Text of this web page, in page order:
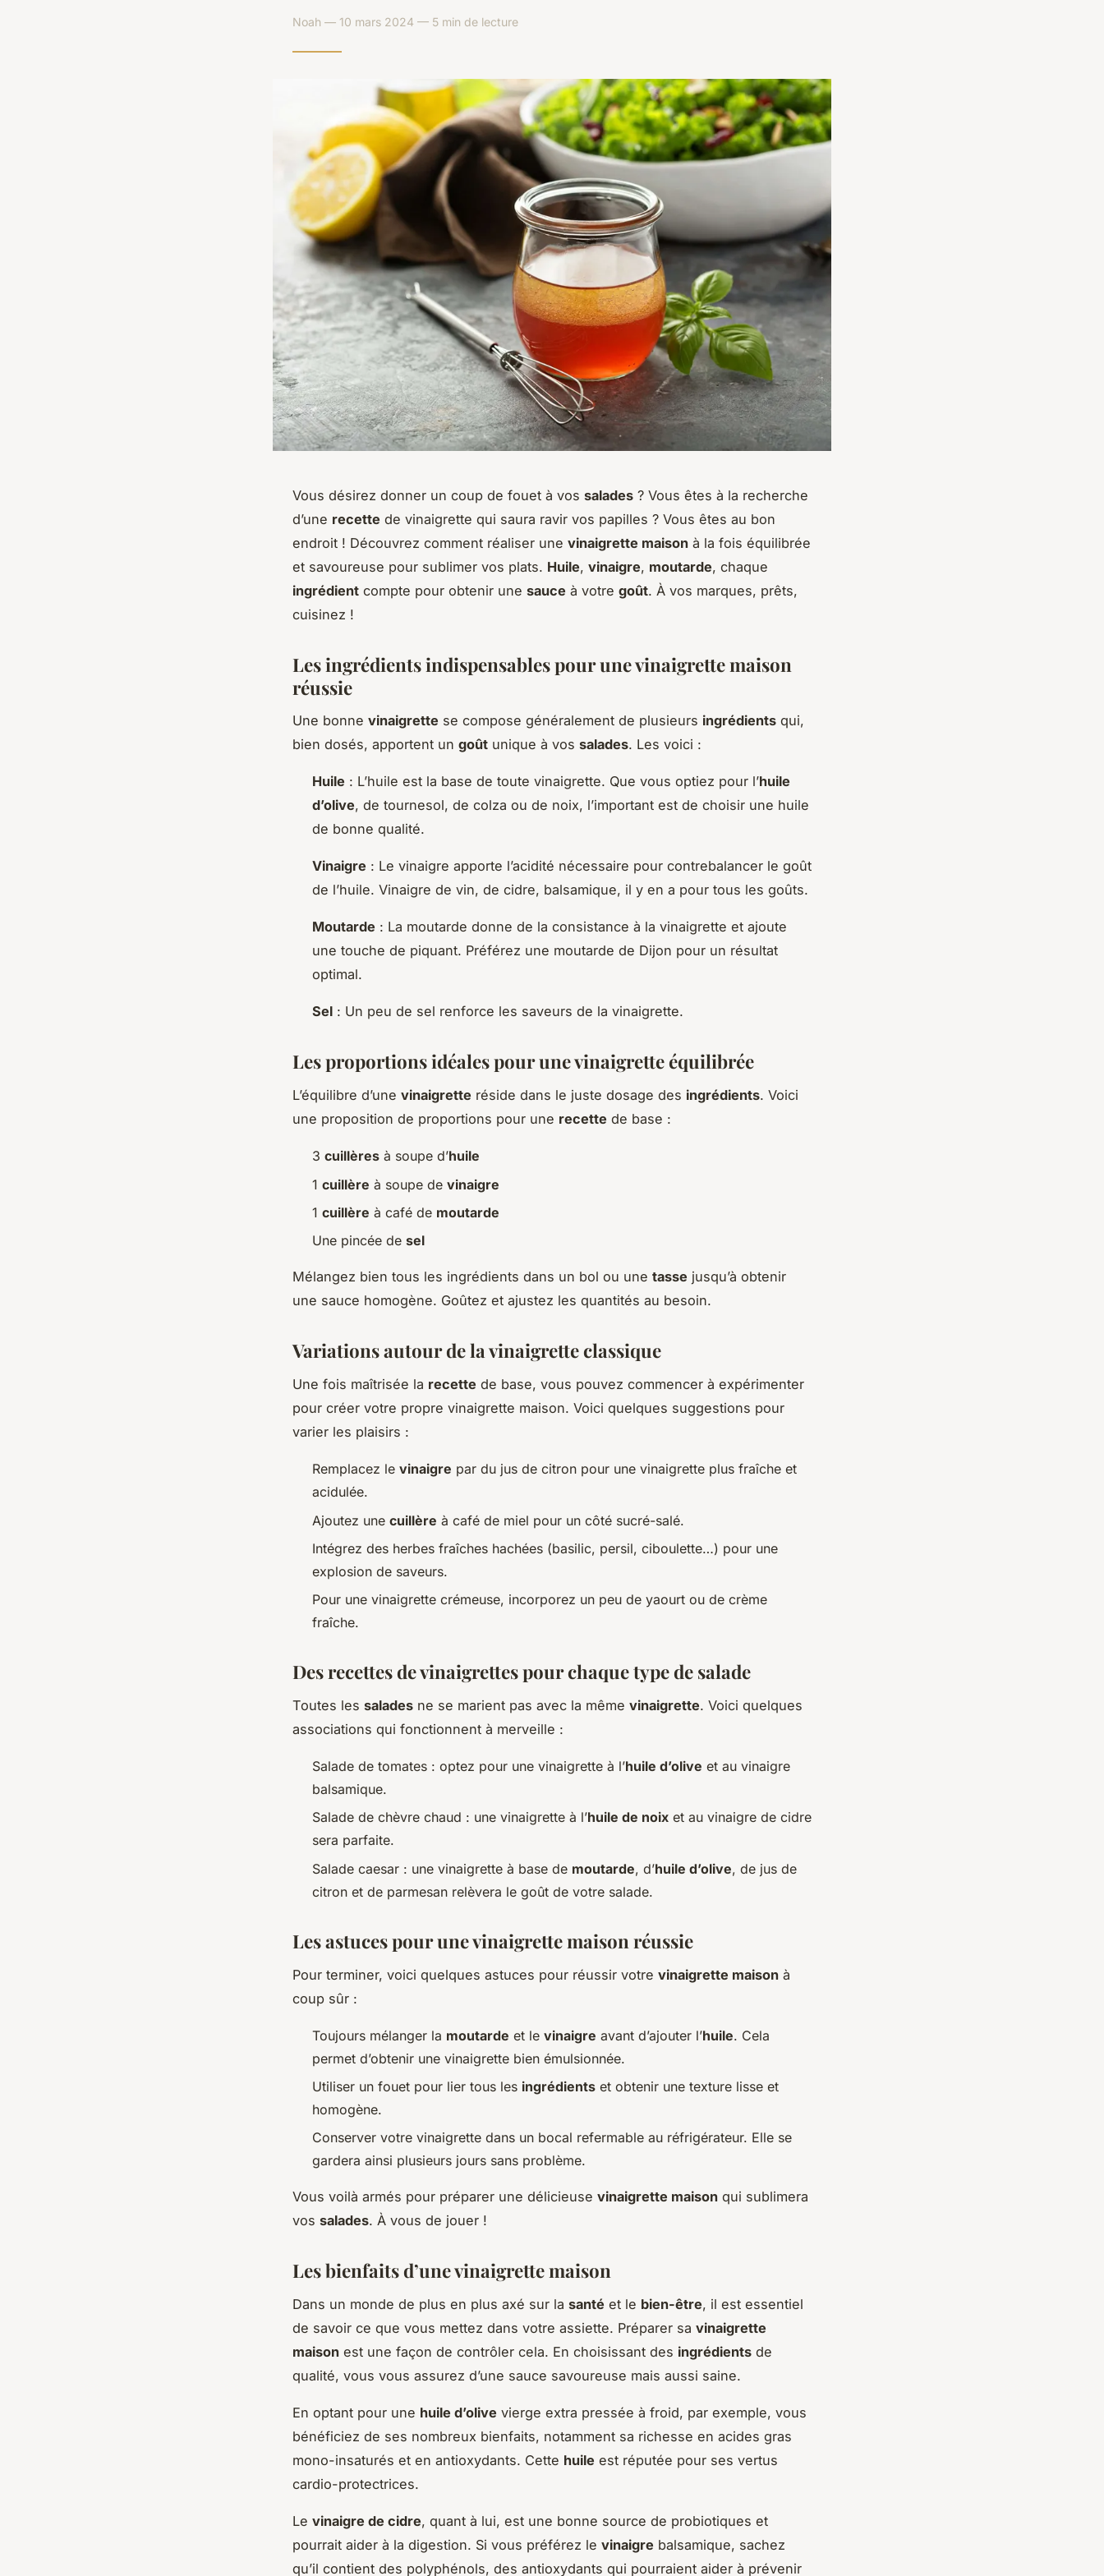
Noah — 10 mars 2024 — 5 min de lecture
Vous désirez donner un coup de fouet à vos salades ? Vous êtes à la recherche
d’une recette de vinaigrette qui saura ravir vos papilles ? Vous êtes au bon
endroit ! Découvrez comment réaliser une vinaigrette maison à la fois équilibrée
et savoureuse pour sublimer vos plats. Huile, vinaigre, moutarde, chaque
ingrédient compte pour obtenir une sauce à votre goût. À vos marques, prêts,
cuisinez !
Les ingrédients indispensables pour une vinaigrette maison
réussie
Une bonne vinaigrette se compose généralement de plusieurs ingrédients qui,
bien dosés, apportent un goût unique à vos salades. Les voici :
Huile : L’huile est la base de toute vinaigrette. Que vous optiez pour l’huile
d’olive, de tournesol, de colza ou de noix, l’important est de choisir une huile
de bonne qualité.
Vinaigre : Le vinaigre apporte l’acidité nécessaire pour contrebalancer le goût
de l’huile. Vinaigre de vin, de cidre, balsamique, il y en a pour tous les goûts.
Moutarde : La moutarde donne de la consistance à la vinaigrette et ajoute
une touche de piquant. Préférez une moutarde de Dijon pour un résultat
optimal.
Sel : Un peu de sel renforce les saveurs de la vinaigrette.
Les proportions idéales pour une vinaigrette équilibrée
L’équilibre d’une vinaigrette réside dans le juste dosage des ingrédients. Voici
une proposition de proportions pour une recette de base :
3 cuillères à soupe d’huile
1 cuillère à soupe de vinaigre
1 cuillère à café de moutarde
Une pincée de sel
Mélangez bien tous les ingrédients dans un bol ou une tasse jusqu’à obtenir
une sauce homogène. Goûtez et ajustez les quantités au besoin.
Variations autour de la vinaigrette classique
Une fois maîtrisée la recette de base, vous pouvez commencer à expérimenter
pour créer votre propre vinaigrette maison. Voici quelques suggestions pour
varier les plaisirs :
Remplacez le vinaigre par du jus de citron pour une vinaigrette plus fraîche et
acidulée.
Ajoutez une cuillère à café de miel pour un côté sucré-salé.
Intégrez des herbes fraîches hachées (basilic, persil, ciboulette…) pour une
explosion de saveurs.
Pour une vinaigrette crémeuse, incorporez un peu de yaourt ou de crème
fraîche.
Des recettes de vinaigrettes pour chaque type de salade
Toutes les salades ne se marient pas avec la même vinaigrette. Voici quelques
associations qui fonctionnent à merveille :
Salade de tomates : optez pour une vinaigrette à l’huile d’olive et au vinaigre
balsamique.
Salade de chèvre chaud : une vinaigrette à l’huile de noix et au vinaigre de cidre
sera parfaite.
Salade caesar : une vinaigrette à base de moutarde, d’huile d’olive, de jus de
citron et de parmesan relèvera le goût de votre salade.
Les astuces pour une vinaigrette maison réussie
Pour terminer, voici quelques astuces pour réussir votre vinaigrette maison à
coup sûr :
Toujours mélanger la moutarde et le vinaigre avant d’ajouter l’huile. Cela
permet d’obtenir une vinaigrette bien émulsionnée.
Utiliser un fouet pour lier tous les ingrédients et obtenir une texture lisse et
homogène.
Conserver votre vinaigrette dans un bocal refermable au réfrigérateur. Elle se
gardera ainsi plusieurs jours sans problème.
Vous voilà armés pour préparer une délicieuse vinaigrette maison qui sublimera
vos salades. À vous de jouer !
Les bienfaits d’une vinaigrette maison
Dans un monde de plus en plus axé sur la santé et le bien-être, il est essentiel
de savoir ce que vous mettez dans votre assiette. Préparer sa vinaigrette
maison est une façon de contrôler cela. En choisissant des ingrédients de
qualité, vous vous assurez d’une sauce savoureuse mais aussi saine.
En optant pour une huile d’olive vierge extra pressée à froid, par exemple, vous
bénéficiez de ses nombreux bienfaits, notamment sa richesse en acides gras
mono-insaturés et en antioxydants. Cette huile est réputée pour ses vertus
cardio-protectrices.
Le vinaigre de cidre, quant à lui, est une bonne source de probiotiques et
pourrait aider à la digestion. Si vous préférez le vinaigre balsamique, sachez
qu’il contient des polyphénols, des antioxydants qui pourraient aider à prévenir